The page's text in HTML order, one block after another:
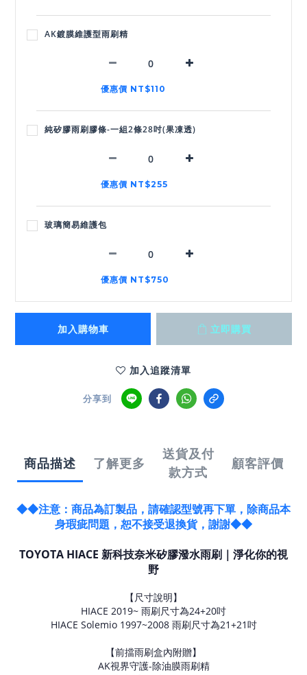
AK鍍膜維護型雨刷精
優惠價 NT$110
純矽膠雨刷膠條-一組2條28吋(果凍透)
優惠價 NT$255
玻璃簡易維護包
優惠價 NT$750
加入購物車 立即購買
加入追蹤清單
分享到
商品描述 了解更多
送貨及付
款方式
顧客評價
◆◆注意：商品為訂製品，請確認型號再下單，除商品本
身瑕疵問題，恕不接受退換貨，謝謝◆◆
TOYOTA HIACE 新科技奈米矽膠潑水雨刷｜淨化你的視
野
【尺寸說明】
HIACE 2019~ 雨刷尺寸為24+20吋
HIACE Solemio 1997~2008 雨刷尺寸為21+21吋
【前擋雨刷盒內附贈】
AK視界守護-除油膜雨刷精